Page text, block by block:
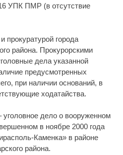
УПК ПМР (в отсутствие
прокуратурой города
района. Прокурорскими
дела указанной
предусмотренных
при наличии оснований, в
ходатайства.
дело о вооруженном
в ноябре 2000 года
Каменка» в районе
района.